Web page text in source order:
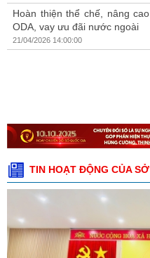
Hoàn thiện thể chế, nâng
ODA, vay ưu đãi nước ngoài
21/04/2026 14:00:00
TIN HOẠT ĐỘNG CỦA SỞ